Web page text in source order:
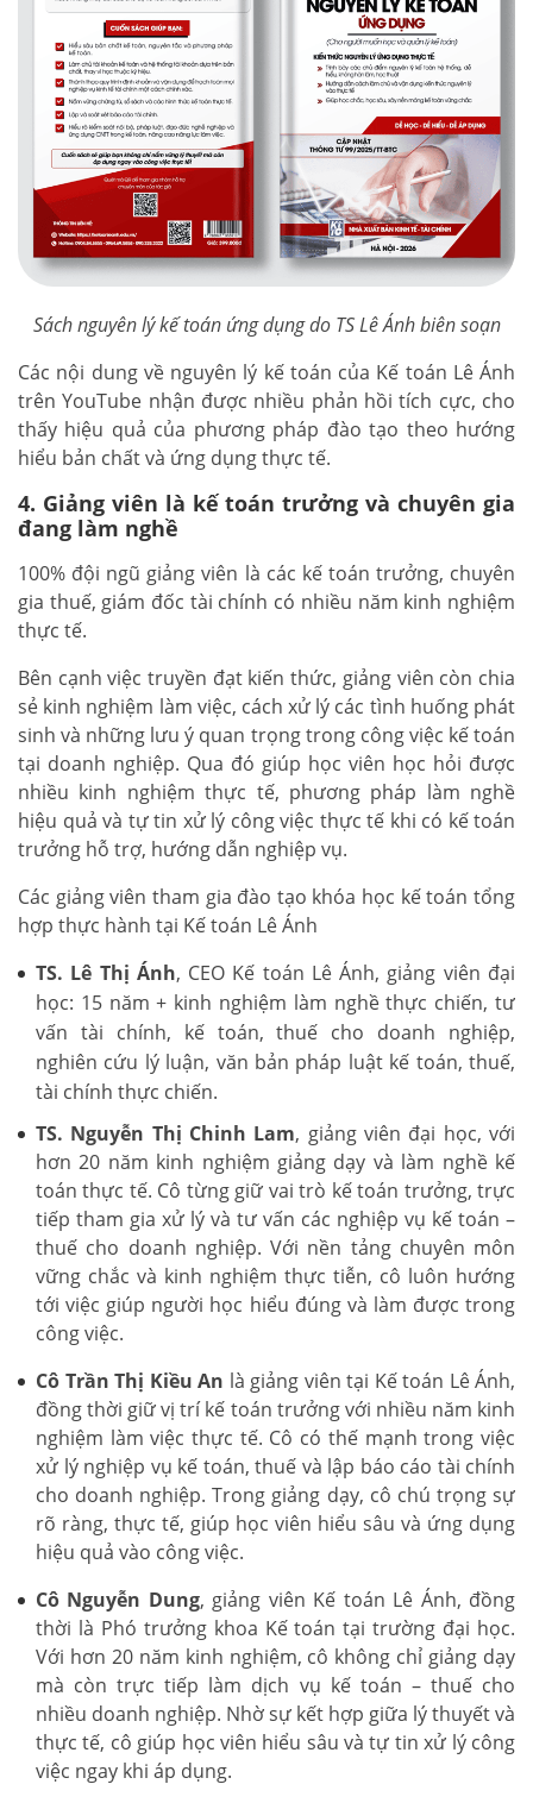
Sách nguyên lý kế toán ứng dụng do TS Lê Ánh biên soạn
Các nội dung về nguyên lý kế toán của Kế toán Lê Ánh
trên YouTube nhận được nhiều phản hồi tích cực, cho
thấy hiệu quả của phương pháp đào tạo theo hướng
hiểu bản chất và ứng dụng thực tế.
4. Giảng viên là kế toán trưởng và chuyên gia
đang làm nghề
100% đội ngũ giảng viên là các kế toán trưởng, chuyên
gia thuế, giám đốc tài chính có nhiều năm kinh nghiệm
thực tế.
Bên cạnh việc truyền đạt kiến thức, giảng viên còn chia
sẻ kinh nghiệm làm việc, cách xử lý các tình huống phát
sinh và những lưu ý quan trọng trong công việc kế toán
tại doanh nghiệp. Qua đó giúp học viên học hỏi được
nhiều kinh nghiệm thực tế, phương pháp làm nghề
hiệu quả và tự tin xử lý công việc thực tế khi có kế toán
trưởng hỗ trợ, hướng dẫn nghiệp vụ.
Các giảng viên tham gia đào tạo khóa học kế toán tổng
hợp thực hành tại Kế toán Lê Ánh
TS. Lê Thị Ánh, CEO Kế toán Lê Ánh, giảng viên đại
học: 15 năm + kinh nghiệm làm nghề thực chiến, tư
vấn tài chính, kế toán, thuế cho doanh nghiệp,
nghiên cứu lý luận, văn bản pháp luật kế toán, thuế,
tài chính thực chiến.
TS. Nguyễn Thị Chinh Lam, giảng viên đại học, với
hơn 20 năm kinh nghiệm giảng dạy và làm nghề kế
toán thực tế. Cô từng giữ vai trò kế toán trưởng, trực
tiếp tham gia xử lý và tư vấn các nghiệp vụ kế toán –
thuế cho doanh nghiệp. Với nền tảng chuyên môn
vững chắc và kinh nghiệm thực tiễn, cô luôn hướng
tới việc giúp người học hiểu đúng và làm được trong
công việc.
Cô Trần Thị Kiều An là giảng viên tại Kế toán Lê Ánh,
đồng thời giữ vị trí kế toán trưởng với nhiều năm kinh
nghiệm làm việc thực tế. Cô có thế mạnh trong việc
xử lý nghiệp vụ kế toán, thuế và lập báo cáo tài chính
cho doanh nghiệp. Trong giảng dạy, cô chú trọng sự
rõ ràng, thực tế, giúp học viên hiểu sâu và ứng dụng
hiệu quả vào công việc.
Cô Nguyễn Dung, giảng viên Kế toán Lê Ánh, đồng
thời là Phó trưởng khoa Kế toán tại trường đại học.
Với hơn 20 năm kinh nghiệm, cô không chỉ giảng dạy
mà còn trực tiếp làm dịch vụ kế toán – thuế cho
nhiều doanh nghiệp. Nhờ sự kết hợp giữa lý thuyết và
thực tế, cô giúp học viên hiểu sâu và tự tin xử lý công
việc ngay khi áp dụng.